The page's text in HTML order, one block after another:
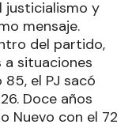
y
mensaje.
del partido,
situaciones
85, el PJ sacó
Doce años
Nuevo con el 72